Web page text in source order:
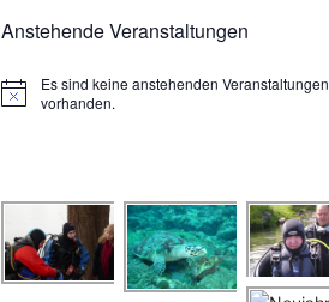
Anstehende Veranstaltungen
H
Es sind keine anstehenden Veranstaltungen
vorhanden.